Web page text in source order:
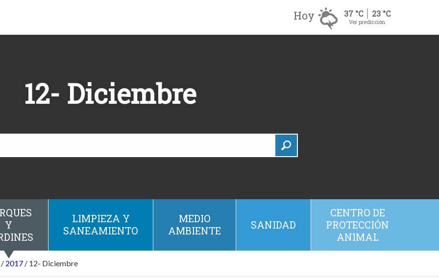
Hoy 37 °C 23 °C
Ver predicción
12- Diciembre
Y
LIMPIEZA Y
SANEAMIENTO
MEDIO
AMBIENTE
SANIDAD
CENTRO DE
PROTECCIÓN
ANIMAL
/ 2017 / 12- Diciembre